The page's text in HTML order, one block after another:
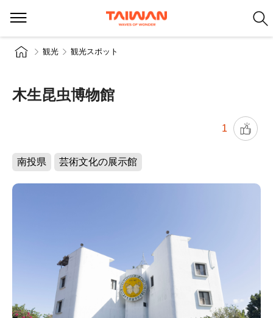
観光 観光スポット
木生昆虫博物館
1
南投県 芸術文化の展示館